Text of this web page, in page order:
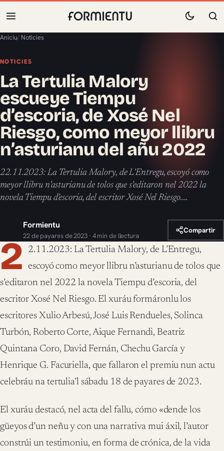
Aniciu/ Noticies
NOTICIES
La Tertulia Malory
escueye Tiempu
d’escoria, de Xosé Nel
Riesgo, como meyor llibru
n’asturianu del añu 2022
22.11.2023: La Tertulia Malory, de L’Entregu, escoyó como
meyor llibru n’asturianu de tolos que s’editaron nel 2022 la
novela Tiempu d’escoria, del escritor Xosé Nel Riesgo.…
Formientu
22 de payares de 2023 · 4 min de llectura
Compartir
2 2.11.2023: La Tertulia Malory, de L’Entregu,
escoyó como meyor llibru n’asturianu de tolos que
s’editaron nel 2022 la novela Tiempu d’escoria, del
escritor Xosé Nel Riesgo. El xuráu formáronlu los
escritores Xulio Arbesú, José Luis Rendueles, Solinca
Turbón, Roberto Corte, Aique Fernandi, Beatriz
Quintana Coro, David Fernán, Chechu García y
Henrique G. Facuriella, que fallaron el premiu nun actu
celebráu na tertulia’l sábadu 18 de payares de 2023.
El xuráu destacó, nel acta del fallu, cómo «dende los
güeyos d’un neñu y con una narrativa mui áxil, l’autor
constrúi un testimoniu, en forma de crónica, de la vida